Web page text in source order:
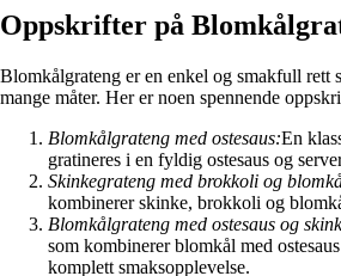
Oppskrifter på
Blomkålgrateng er en enkel og smakfull rett
mange måter. Her er noen spennende
Blomkålgrateng med ostesaus:En
gratineres i en fyldig ostesaus og
Skinkegrateng med brokkoli og
kombinerer skinke, brokkoli og
Blomkålgrateng med ostesaus og
som kombinerer blomkål med
komplett smaksopplevelse.